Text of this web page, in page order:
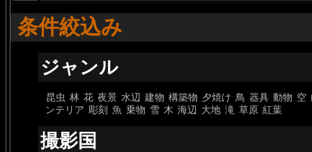
条件絞込み
ジャンル
昆虫 林 花 夜景 水辺 建物 構築物 夕焼け 鳥 器具 動物 空
ンテリア 彫刻 魚 乗物 雪 木 海辺 大地 滝 草原 紅葉
撮影国